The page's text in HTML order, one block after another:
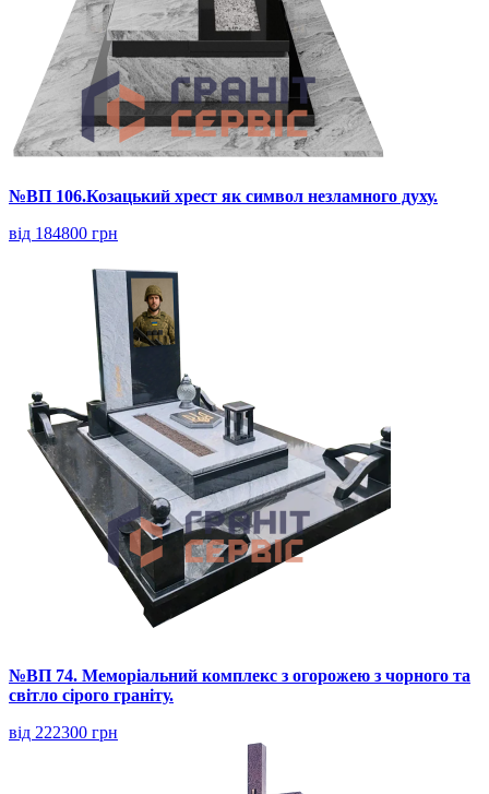
№ВП 106.Козацький хрест як символ незламного духу.
від 184800 грн
№ВП 74. Меморіальний комплекс з огорожею з чорного та
світло сірого граніту.
від 222300 грн